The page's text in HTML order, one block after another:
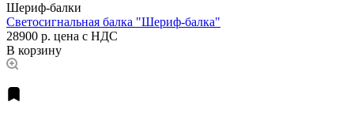
Шериф-балки
Светосигнальная балка "Шериф-балка"
28900 р. цена с НДС
В корзину